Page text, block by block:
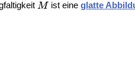
ist eine glatte